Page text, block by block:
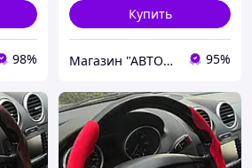
98%
Купить
Магазин "АВТОДИЗАЙНЕР" 95%